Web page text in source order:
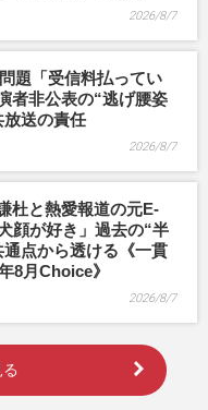
2026/8/7
題「受信料払ってい
者非公表の“逃げ腰姿
送の責任
2026/8/7
杜と熱愛報道の元E-
顔が好き」過去の“半
通点から透ける《一貫
8月Choice》
2026/8/7